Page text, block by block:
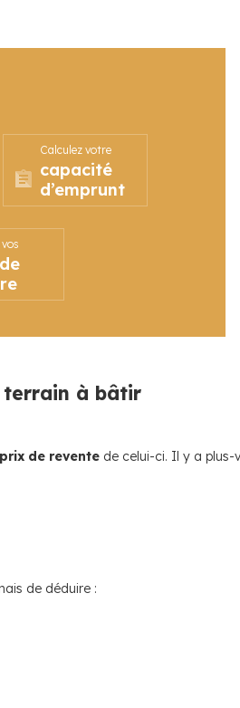
Calculez votre
capacité
d’emprunt
terrain à bâtir
de revente de celui-ci. Il y a plus-
de déduire :